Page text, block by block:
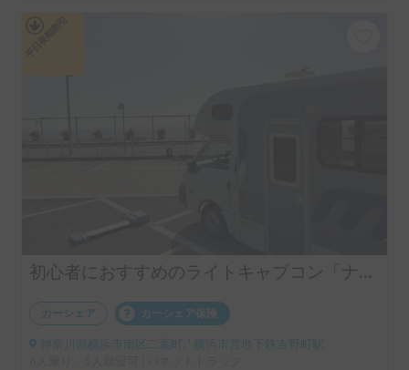
初心者におすすめのライトキャブコン「ナッツRV社マッシュ号」
カーシェア カーシェア保険
神奈川県横浜市南区二葉町, ' 横浜市営地下鉄吉野町駅